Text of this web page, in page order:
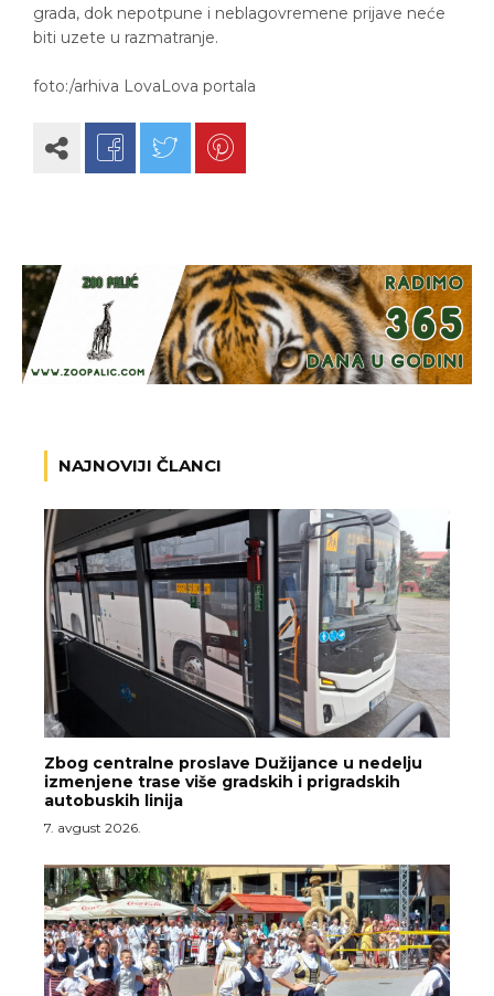
grada, dok nepotpune i neblagovremene prijave neće
biti uzete u razmatranje.
foto:/arhiva LovaLova portala
NAJNOVIJI ČLANCI
Zbog centralne proslave Dužijance u nedelju
izmenjene trase više gradskih i prigradskih
autobuskih linija
7. avgust 2026.